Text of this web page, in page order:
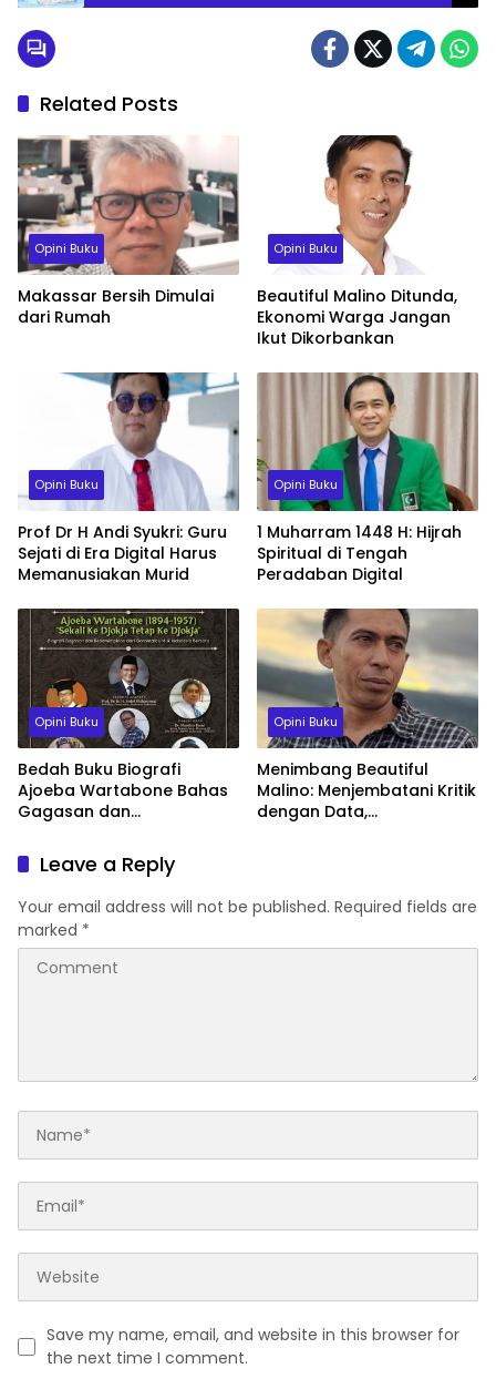
Kekompakan dan Jam Terbang
Related Posts
Opini Buku
Makassar Bersih Dimulai
dari Rumah
Opini Buku
Beautiful Malino Ditunda,
Ekonomi Warga Jangan
Ikut Dikorbankan
Opini Buku
Prof Dr H Andi Syukri: Guru
Sejati di Era Digital Harus
Memanusiakan Murid
Opini Buku
1 Muharram 1448 H: Hijrah
Spiritual di Tengah
Peradaban Digital
Opini Buku
Bedah Buku Biografi
Ajoeba Wartabone Bahas
Gagasan dan
Opini Buku
Menimbang Beautiful
Malino: Menjembatani Kritik
dengan Data,
Leave a Reply
Your email address will not be published. Required fields are
marked *
Save my name, email, and website in this browser for
the next time I comment.